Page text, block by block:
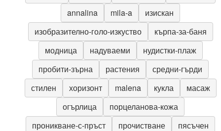
annalina
mila-a
изискан
изобразително-голо-изкуство
кърпа-за-баня
модница
надуваеми
нудистки-плаж
пробити-зърна
растения
средни-гърди
стилен
хоризонт malena кукла
масаж
огърлица
порцеланова-кожа
проникване-с-пръст
прочистване
пясъчен